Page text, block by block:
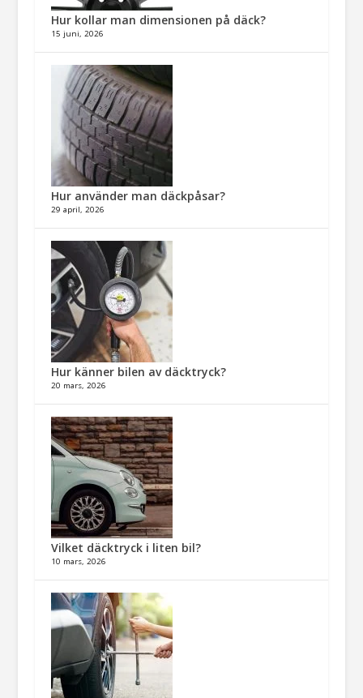
Hur kollar man dimensionen på däck?
15 juni, 2026
Hur använder man däckpåsar?
29 april, 2026
Hur känner bilen av däcktryck?
20 mars, 2026
Vilket däcktryck i liten bil?
10 mars, 2026